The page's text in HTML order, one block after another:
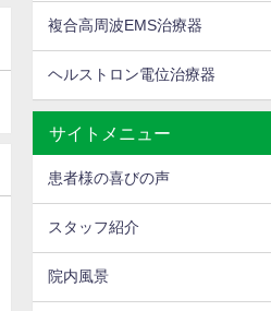
複合高周波EMS治療器
ヘルストロン電位治療器
サイトメニュー
患者様の喜びの声
スタッフ紹介
院内風景